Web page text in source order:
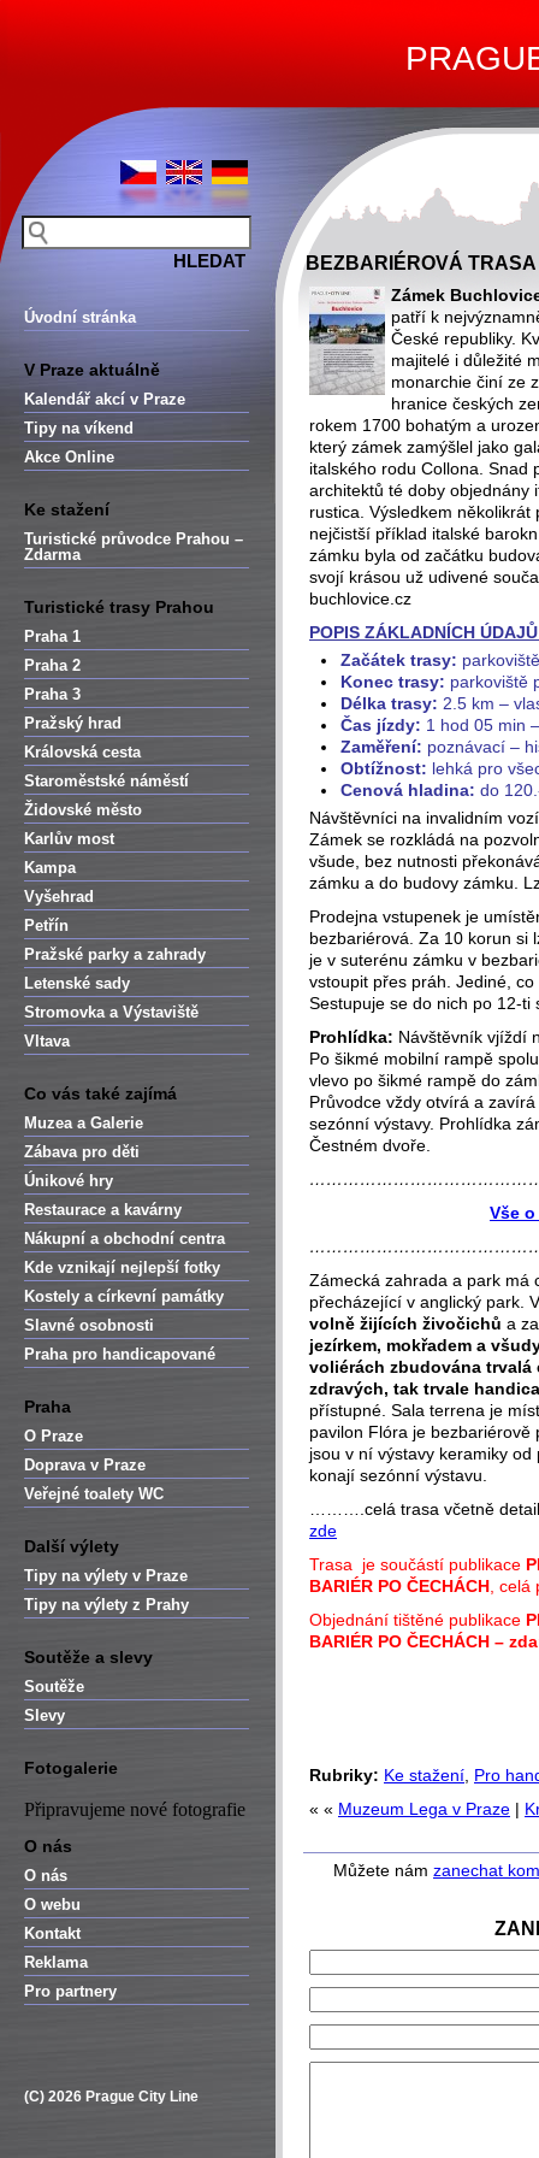
Úvodní stránka
V Praze aktuálně
Kalendář akcí v Praze
Tipy na víkend
Akce Online
Ke stažení
Turistické průvodce Prahou –
Zdarma
Turistické trasy Prahou
Praha 1
Praha 2
Praha 3
Pražský hrad
Královská cesta
Staroměstské náměstí
Židovské město
Karlův most
Kampa
Vyšehrad
Petřín
Pražské parky a zahrady
Letenské sady
Stromovka a Výstaviště
Vltava
Co vás také zajímá
Muzea a Galerie
Zábava pro děti
Únikové hry
Restaurace a kavárny
Nákupní a obchodní centra
Kde vznikají nejlepší fotky
Kostely a církevní památky
Slavné osobnosti
Praha pro handicapované
Praha
O Praze
Doprava v Praze
Veřejné toalety WC
Další výlety
Tipy na výlety v Praze
Tipy na výlety z Prahy
Soutěže a slevy
Soutěže
Slevy
Fotogalerie
Připravujeme nové fotografie
O nás
O nás
O webu
Kontakt
Reklama
Pro partnery
(C) 2026 Prague City Line
BEZBARIÉROVÁ
Zámek
patří k
České republiky.
majitelé i důležité
monarchie činí ze
hranice českých
rokem 1700 bohatým a
který zámek zamýšlel jako
italského rodu Collona. Snad
architektů té doby objednány
rustica. Výsledkem
nejčistší příklad italské
zámku byla od začátku
svojí krásou už udivené
buchlovice.cz
POPIS ZÁKLADNÍCH
Začátek trasy:
Konec trasy: parkoviště
Délka trasy: 2.5 km –
Čas jízdy: 1 hod 05 min
Zaměření: poznávací –
Obtížnost: lehká pro
Cenová hladina: do
Návštěvníci na invalidním
Zámek se rozkládá na
všude, bez nutnosti
zámku a do budovy zámku.
Prodejna vstupenek je
bezbariérová. Za 10 korun si
je v suterénu zámku v
vstoupit přes práh. Jediné,
Sestupuje se do nich po 12-ti
Prohlídka: Návštěvník vjíždí
Po šikmé mobilní rampě
vlevo po šikmé rampě do
Průvodce vždy otvírá a
sezónní výstavy. Prohlídka
Čestném dvoře.
Vše
Zámecká zahrada a park má
přecházející v anglický park.
volně žijících živočichů a
jezírkem, mokřadem a
voliérách zbudována trvalá
zdravých, tak trvale
přístupné. Sala terrena je
pavilon Flóra je
jsou v ní výstavy keramiky
konají sezónní výstavu.
……….celá trasa včetně
zde
Trasa je součástí publikace
BARIÉR PO ČECHÁCH ,
Objednání tištěné publikace
BARIÉR PO ČECHÁCH –
Rubriky: Ke stažení Pro
« « Muzeum Lega v Praze |
Můžete nám zanechat